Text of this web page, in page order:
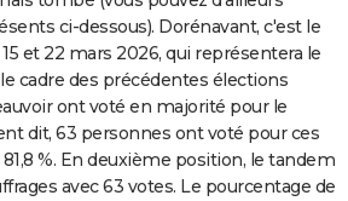
ci-dessous). Dorénavant, c'est le
et 22 mars 2026, qui représentera le
cadre des précédentes élections
ont voté en majorité pour le
dit, 63 personnes ont voté pour ces
%. En deuxième position, le tandem
avec 63 votes. Le pourcentage de